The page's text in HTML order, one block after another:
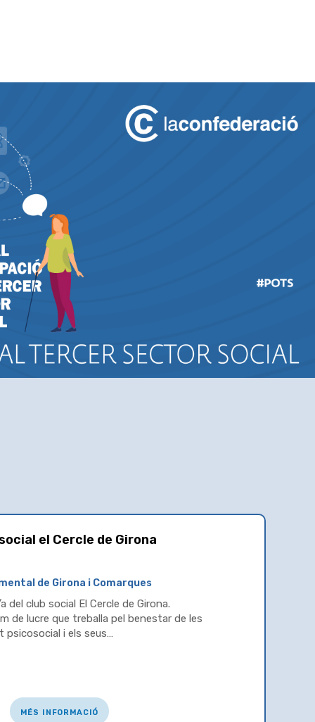
el Cercle de Girona
de Girona i Comarques
del club social El Cercle de Girona.
de lucre que treballa pel benestar de les
psicosocial i els seus…
més informació